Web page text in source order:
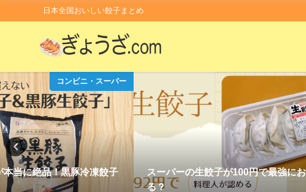
日本全国おいしい餃子まとめ
コンビニ・スーパー
当に絶品！黒豚冷凍餃子
スーパーの生餃子が100円で最強に
る？